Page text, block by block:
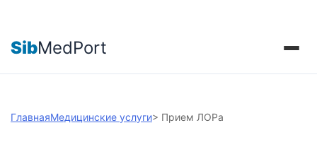
SibMedPort
ГлавнаяМедицинские услуги> Прием ЛОРа